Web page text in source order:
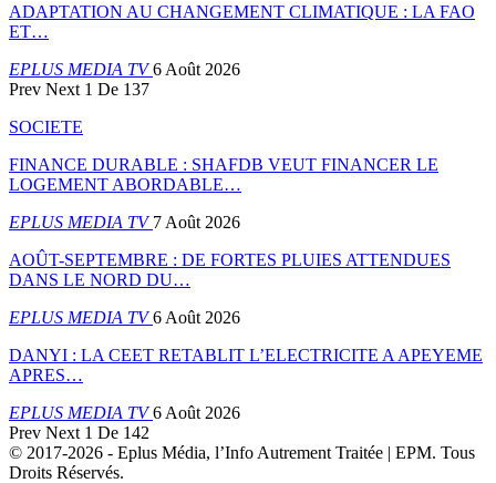
ADAPTATION AU CHANGEMENT CLIMATIQUE : LA FAO
ET…
EPLUS MEDIA TV6 Août 2026
Prev Next 1 De 137
SOCIETE
FINANCE DURABLE : SHAFDB VEUT FINANCER LE
LOGEMENT ABORDABLE…
EPLUS MEDIA TV7 Août 2026
AOÛT-SEPTEMBRE : DE FORTES PLUIES ATTENDUES
DANS LE NORD DU…
EPLUS MEDIA TV6 Août 2026
DANYI : LA CEET RETABLIT L’ELECTRICITE A APEYEME
APRES…
EPLUS MEDIA TV6 Août 2026
Prev Next 1 De 142
© 2017-2026 - Eplus Média, l’Info Autrement Traitée | EPM. Tous
Droits Réservés.